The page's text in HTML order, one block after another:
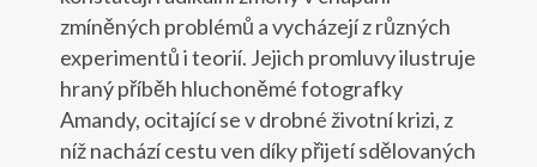
zmíněných problémů a vycházejí z různých
experimentů i teorií. Jejich promluvy ilustruje
hraný příběh hluchoněmé fotografky
Amandy, ocitající se v drobné životní krizi, z
níž nachází cestu ven díky přijetí sdělovaných